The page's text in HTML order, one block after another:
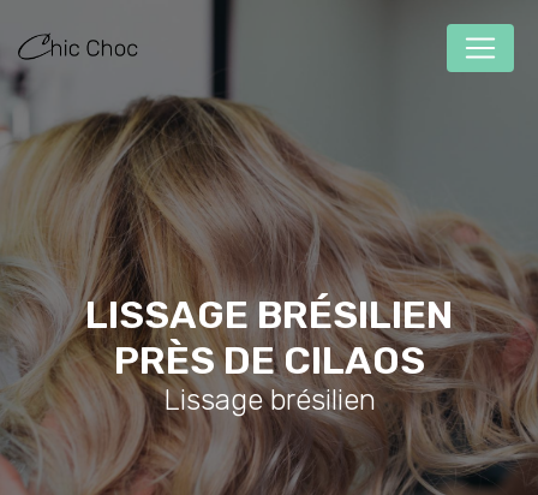
LISSAGE BRÉSILIEN
PRÈS DE CILAOS
Lissage brésilien